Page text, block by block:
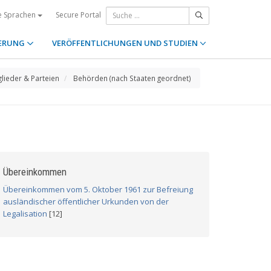
Sprachen Secure Portal
VERÖFFENTLICHUNGEN UND STUDIEN
& Parteien Behörden (nach Staaten geordnet)
Übereinkommen
Übereinkommen vom 5. Oktober 1961 zur Befreiung
ausländischer öffentlicher Urkunden von der
Legalisation [12]